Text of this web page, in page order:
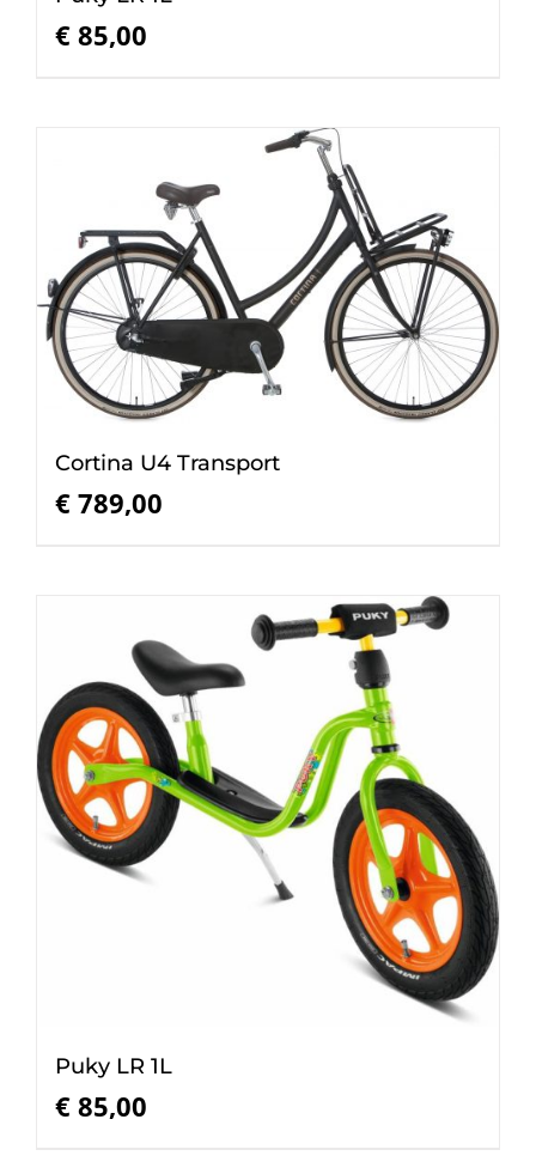
€ 85,00
Cortina U4 Transport
€ 789,00
Puky LR 1L
€ 85,00